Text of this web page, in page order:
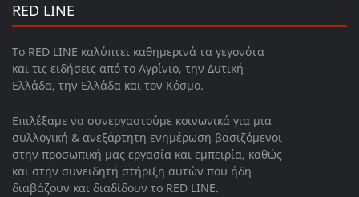
RED LINE
Το RED LINE καλύπτει καθημερινά τα γεγονότα
και τις ειδήσεις από το Αγρίνιο, την Δυτική
Ελλάδα, την Ελλάδα και τον Κόσμο.
Επιλέξαμε να συνεργαστούμε κοινωνικά για μια
συλλογική & ανεξάρτητη ενημέρωση βασιζόμενοι
στην προσωπική μας εργασία και εμπειρία, καθώς
και στην συνειδητή στήριξη αυτών που ήδη
διαβάζουν και διαδίδουν το RED LINE.